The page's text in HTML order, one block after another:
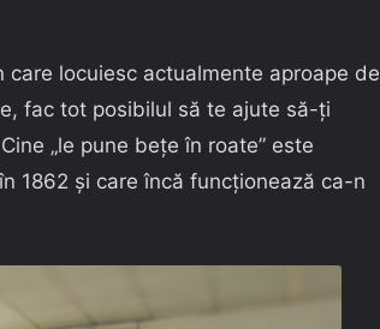
locuiesc actualmente aproape de
fac tot posibilul să te ajute să-ți
„le pune bețe în roate” este
1862 și care încă funcționează ca-n